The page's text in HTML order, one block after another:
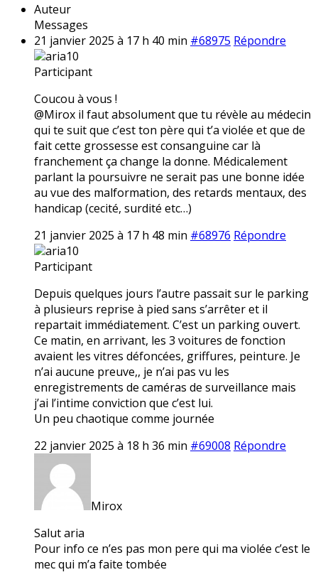
Auteur
Messages
21 janvier 2025 à 17 h 40 min #68975 Répondre
aria10
Participant
Coucou à vous !
@Mirox il faut absolument que tu révèle au médecin
qui te suit que c’est ton père qui t’a violée et que de
fait cette grossesse est consanguine car là
franchement ça change la donne. Médicalement
parlant la poursuivre ne serait pas une bonne idée
au vue des malformation, des retards mentaux, des
handicap (cecité, surdité etc…)
21 janvier 2025 à 17 h 48 min #68976 Répondre
aria10
Participant
Depuis quelques jours l’autre passait sur le parking
à plusieurs reprise à pied sans s’arrêter et il
repartait immédiatement. C’est un parking ouvert.
Ce matin, en arrivant, les 3 voitures de fonction
avaient les vitres défoncées, griffures, peinture. Je
n’ai aucune preuve,, je n’ai pas vu les
enregistrements de caméras de surveillance mais
j’ai l’intime conviction que c’est lui.
Un peu chaotique comme journée
22 janvier 2025 à 18 h 36 min #69008 Répondre
Mirox
Salut aria
Pour info ce n’es pas mon pere qui ma violée c’est le
mec qui m’a faite tombée